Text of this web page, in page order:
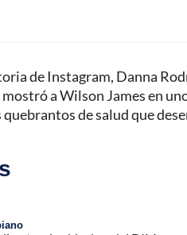
de Instagram, Danna
a Wilson James en
quebrantos de salud que